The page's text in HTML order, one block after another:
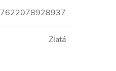
7622078928937
Zlatá